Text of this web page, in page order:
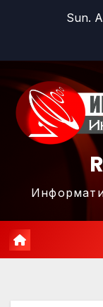
Sun.